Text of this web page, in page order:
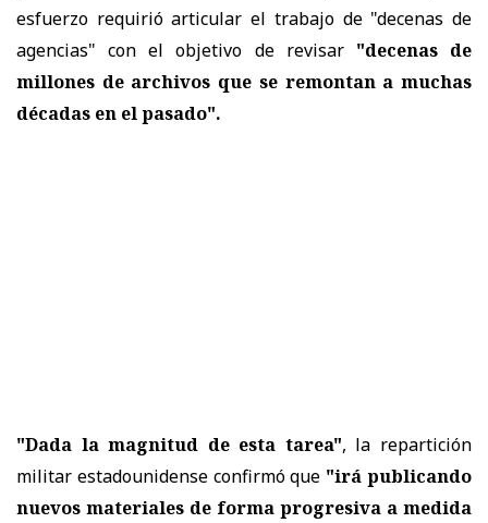
esfuerzo requirió articular el trabajo de "decenas de
agencias" con el objetivo de revisar"decenas de
millones de archivos que se remontan a muchas
décadas en el pasado".
"Dada la magnitud de esta tarea", la repartición
militar estadounidense confirmó que "irá publicando
nuevos materiales de forma progresiva a medida